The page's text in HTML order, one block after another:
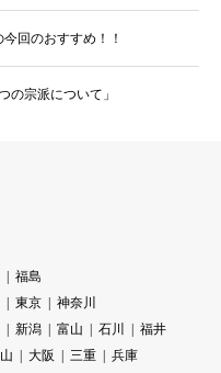
回のおすすめ！！
の宗派について」
福島
東京
神奈川
新潟 富山 石川
福井
大阪 三重
兵庫